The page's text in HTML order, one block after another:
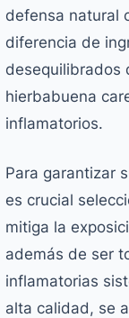
defensa natural
diferencia de
desequilibrados
hierbabuena
inflamatorios.
Para garantizar
es crucial
mitiga la
además de ser
inflamatorias
alta calidad, se